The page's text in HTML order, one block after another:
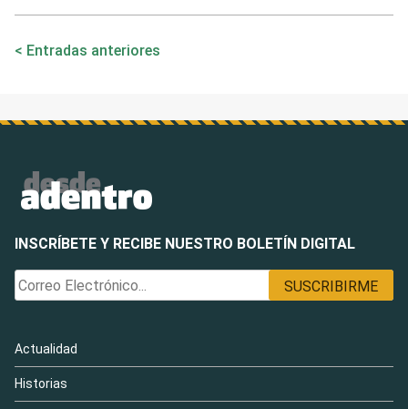
Navegación
Entradas anteriores
INSCRÍBETE Y RECIBE NUESTRO BOLETÍN DIGITAL
Actualidad
Historias